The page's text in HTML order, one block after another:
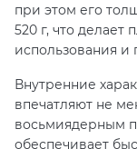
при этом его
520 г, что
использования и
Внутренние
впечатляют не
восьмиядерным
обеспечивает